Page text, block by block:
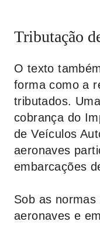
Tributação
O texto
forma como a
tributados.
cobrança do
de Veículos
aeronaves
embarcações
Sob as
aeronaves e